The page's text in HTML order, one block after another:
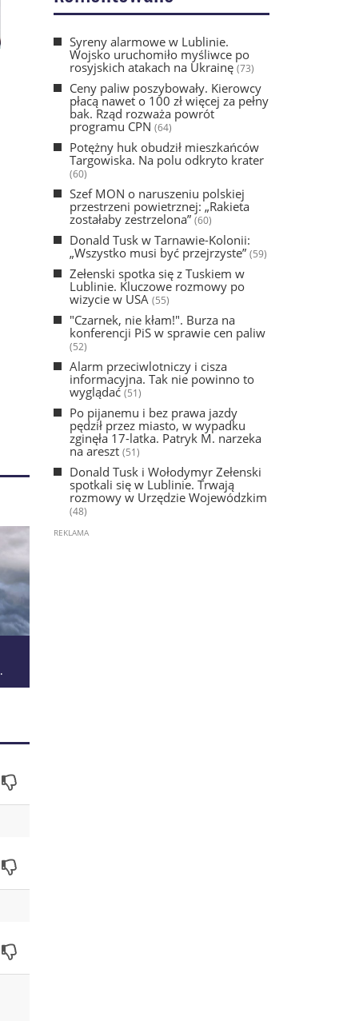
Syreny alarmowe w Lublinie.
Wojsko uruchomiło myśliwce po
rosyjskich atakach na Ukrainę(73)
Ceny paliw poszybowały. Kierowcy
płacą nawet o 100 zł więcej za pełny
bak. Rząd rozważa powrót
programu CPN (64)
Potężny huk obudził mieszkańców
Targowiska. Na polu odkryto krater
(60)
Szef MON o naruszeniu polskiej
przestrzeni powietrznej: „Rakieta
zostałaby zestrzelona” (60)
Donald Tusk w Tarnawie-Kolonii:
„Wszystko musi być przejrzyste” (59)
Zełenski spotka się z Tuskiem w
Lublinie. Kluczowe rozmowy po
wizycie w USA (55)
"Czarnek, nie kłam!". Burza na
konferencji PiS w sprawie cen paliw
(52)
Alarm przeciwlotniczy i cisza
informacyjna. Tak nie powinno to
wyglądać(51)
Po pijanemu i bez prawa jazdy
pędził przez miasto, w wypadku
zginęła 17-latka. Patryk M. narzeka
na areszt (51)
Donald Tusk i Wołodymyr Zełenski
spotkali się w Lublinie. Trwają
rozmowy w Urzędzie Wojewódzkim
(48)